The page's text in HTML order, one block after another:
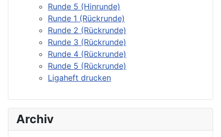
Runde 5 (Hinrunde)
Runde 1 (Rückrunde)
Runde 2 (Rückrunde)
Runde 3 (Rückrunde)
Runde 4 (Rückrunde)
Runde 5 (Rückrunde)
Ligaheft drucken
Archiv